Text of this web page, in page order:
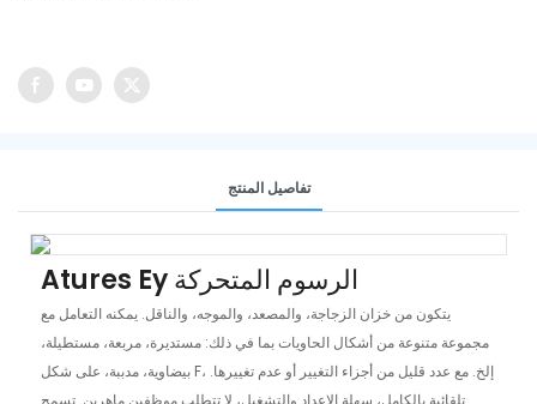
تفاصيل المنتج
Atures Ey الرسوم المتحركة
يتكون من خزان الزجاجة، والمصعد، والموجه، والناقل. يمكنه التعامل مع
مجموعة متنوعة من أشكال الحاويات بما في ذلك: مستديرة، مربعة، مستطيلة،
بيضاوية، مدببة، على شكل F، إلخ. مع عدد قليل من أجزاء التغيير أو عدم تغييرها.